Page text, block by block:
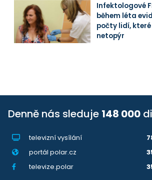
Infektologové
během léta
počty lidí,
netopýr
Denně nás sleduje 148 000
televizní vysílání
portál polar.cz
televize.polar